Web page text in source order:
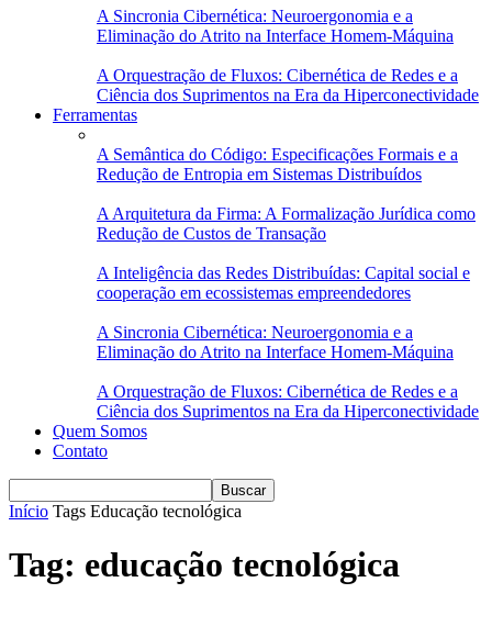
A Sincronia Cibernética: Neuroergonomia e a
Eliminação do Atrito na Interface Homem-Máquina
A Orquestração de Fluxos: Cibernética de Redes e a
Ciência dos Suprimentos na Era da Hiperconectividade
Ferramentas
A Semântica do Código: Especificações Formais e a
Redução de Entropia em Sistemas Distribuídos
A Arquitetura da Firma: A Formalização Jurídica como
Redução de Custos de Transação
A Inteligência das Redes Distribuídas: Capital social e
cooperação em ecossistemas empreendedores
A Sincronia Cibernética: Neuroergonomia e a
Eliminação do Atrito na Interface Homem-Máquina
A Orquestração de Fluxos: Cibernética de Redes e a
Ciência dos Suprimentos na Era da Hiperconectividade
Quem Somos
Contato
Início Tags Educação tecnológica
Tag: educação tecnológica